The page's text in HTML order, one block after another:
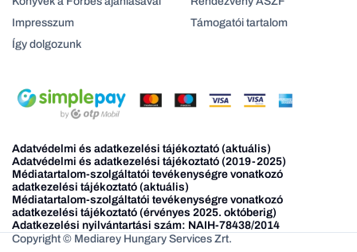
Impresszum
Így dolgozunk
Támogatói tartalom
Adatvédelmi és adatkezelési tájékoztató (aktuális)
Adatvédelmi és adatkezelési tájékoztató (2019-2025)
Médiatartalom-szolgáltatói tevékenységre vonatkozó
adatkezelési tájékoztató (aktuális)
Médiatartalom-szolgáltatói tevékenységre vonatkozó
adatkezelési tájékoztató (érvényes 2025. októberig)
Adatkezelési nyilvántartási szám: NAIH-78438/2014
Copyright © Mediarey Hungary Services Zrt.